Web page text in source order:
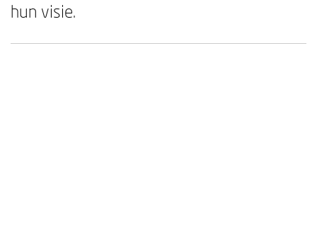
hun visie.